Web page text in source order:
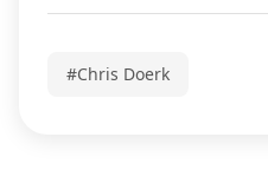
#Chris Doerk